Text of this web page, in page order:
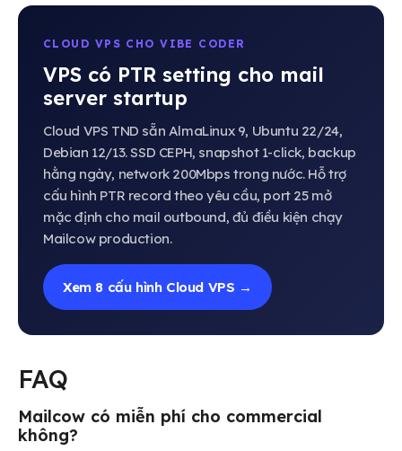
CLOUD VPS CHO VIBE CODER
VPS có PTR setting cho mail
server startup
Cloud VPS TND sẵn AlmaLinux 9, Ubuntu 22/24,
Debian 12/13. SSD CEPH, snapshot 1-click, backup
hằng ngày, network 200Mbps trong nước. Hỗ trợ
cấu hình PTR record theo yêu cầu, port 25 mở
mặc định cho mail outbound, đủ điều kiện chạy
Mailcow production.
Xem 8 cấu hình Cloud VPS →
FAQ
Mailcow có miễn phí cho commercial
không?